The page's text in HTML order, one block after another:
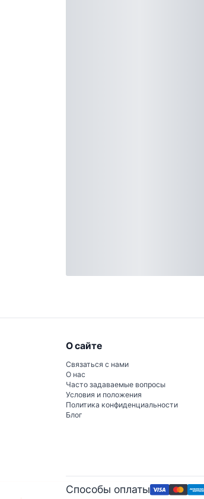
О сайте
Связаться с нами
О нас
Часто задаваемые вопросы
Условия и положения
Политика конфиденциальности
Блог
Способы оплаты